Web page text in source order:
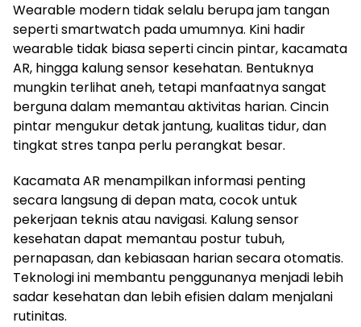
Wearable modern tidak selalu berupa jam tangan
seperti smartwatch pada umumnya. Kini hadir
wearable tidak biasa seperti cincin pintar, kacamata
AR, hingga kalung sensor kesehatan. Bentuknya
mungkin terlihat aneh, tetapi manfaatnya sangat
berguna dalam memantau aktivitas harian. Cincin
pintar mengukur detak jantung, kualitas tidur, dan
tingkat stres tanpa perlu perangkat besar.
Kacamata AR menampilkan informasi penting
secara langsung di depan mata, cocok untuk
pekerjaan teknis atau navigasi. Kalung sensor
kesehatan dapat memantau postur tubuh,
pernapasan, dan kebiasaan harian secara otomatis.
Teknologi ini membantu penggunanya menjadi lebih
sadar kesehatan dan lebih efisien dalam menjalani
rutinitas.